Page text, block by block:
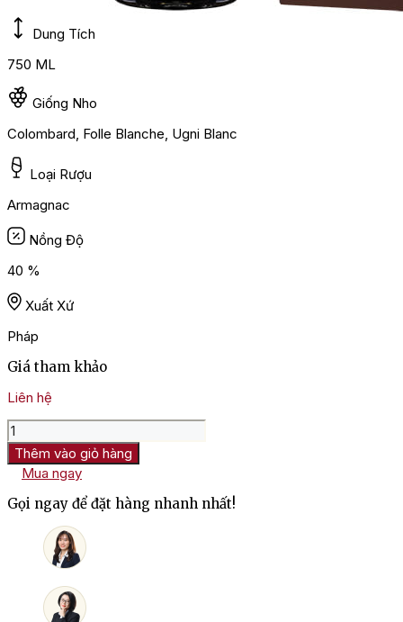
Dung Tích
750 ML
Giống Nho
Colombard, Folle Blanche, Ugni Blanc
Loại Rượu
Armagnac
Nồng Độ
40 %
Xuất Xứ
Pháp
Giá tham khảo
Liên hệ
Rượu
XO
Chateau
De
Laubade
Bas
Armagnac
Thêm vào giỏ hàng
Mua ngay
Gọi ngay để đặt hàng nhanh nhất!